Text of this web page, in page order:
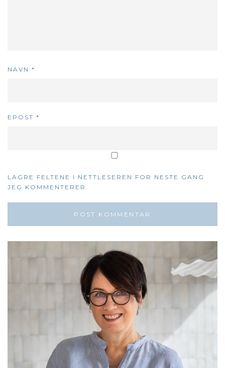
NAVN *
EPOST *
LAGRE FELTENE I NETTLESEREN FOR NESTE GANG
JEG KOMMENTERER.